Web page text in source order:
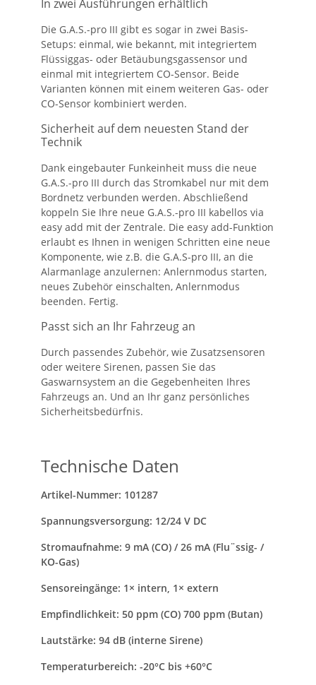
In zwei Ausführungen erhältlich
Die G.A.S.-pro III gibt es sogar in zwei Basis-
Setups: einmal, wie bekannt, mit integriertem
Flüssiggas- oder Betäubungsgassensor und
einmal mit integriertem CO-Sensor. Beide
Varianten können mit einem weiteren Gas- oder
CO-Sensor kombiniert werden.
Sicherheit auf dem neuesten Stand der
Technik
Dank eingebauter Funkeinheit muss die neue
G.A.S.-pro III durch das Stromkabel nur mit dem
Bordnetz verbunden werden. Abschließend
koppeln Sie Ihre neue G.A.S.-pro III kabellos via
easy add mit der Zentrale. Die easy add-Funktion
erlaubt es Ihnen in wenigen Schritten eine neue
Komponente, wie z.B. die G.A.S-pro III, an die
Alarmanlage anzulernen: Anlernmodus starten,
neues Zubehör einschalten, Anlernmodus
beenden. Fertig.
Passt sich an Ihr Fahrzeug an
Durch passendes Zubehör, wie Zusatzsensoren
oder weitere Sirenen, passen Sie das
Gaswarnsystem an die Gegebenheiten Ihres
Fahrzeugs an. Und an Ihr ganz persönliches
Sicherheitsbedürfnis.
Technische Daten
Artikel-Nummer: 101287
Spannungsversorgung: 12/24 V DC
Stromaufnahme: 9 mA (CO) / 26 mA (Flu¨ssig- /
KO-Gas)
Sensoreingänge: 1× intern, 1× extern
Empfindlichkeit: 50 ppm (CO) 700 ppm (Butan)
Lautstärke: 94 dB (interne Sirene)
Temperaturbereich: -20°C bis +60°C